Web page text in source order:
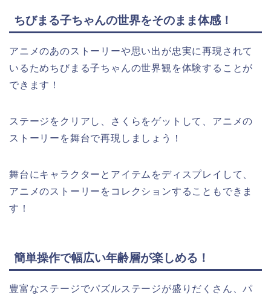
ちびまる子ちゃんの世界をそのまま体感！
アニメのあのストーリーや思い出が忠実に再現されて
いるためちびまる子ちゃんの世界観を体験することが
できます！
ステージをクリアし、さくらをゲットして、アニメの
ストーリーを舞台で再現しましょう！
舞台にキャラクターとアイテムをディスプレイして、
アニメのストーリーをコレクションすることもできま
す！
簡単操作で幅広い年齢層が楽しめる！
豊富なステージでパズルステージが盛りだくさん、パ